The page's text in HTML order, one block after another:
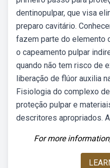
dentinopulpar, que visa
preparo cavitário.
fazem parte do elemento
o capeamento pulpar
quando não tem risco de
liberação de flúor auxilia
Fisiologia do complexo
proteção pulpar e
descritores apropriados.
For more